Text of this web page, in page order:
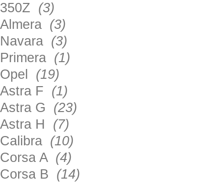
350Z (3)
Almera (3)
Navara (3)
Primera (1)
Opel (19)
Astra F (1)
Astra G (23)
Astra H (7)
Calibra (10)
Corsa A (4)
Corsa B (14)